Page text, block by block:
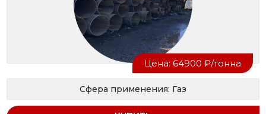
Цена: 64900 ₽/тонна
Сфера применения: Газ